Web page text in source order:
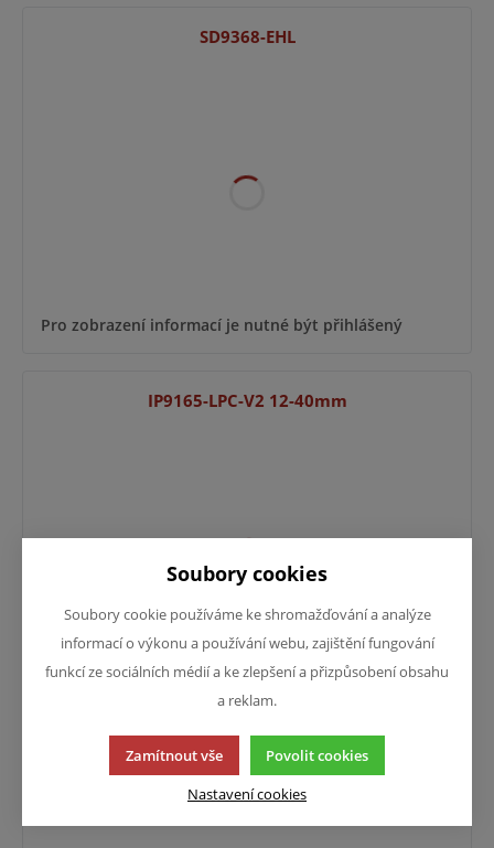
SD9368-EHL
Pro zobrazení informací je nutné být přihlášený
IP9165-LPC-V2 12-40mm
FE9192-H
Soubory cookies
Soubory cookie používáme ke shromažďování a analýze
informací o výkonu a používání webu, zajištění fungování
funkcí ze sociálních médií a ke zlepšení a přizpůsobení obsahu
a reklam.
Zamítnout vše Povolit cookies
Nastavení cookies